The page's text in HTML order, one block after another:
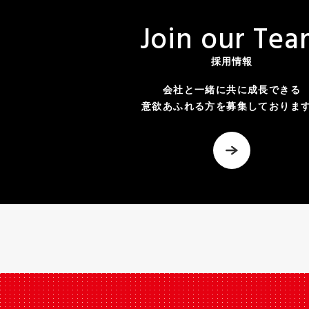
Join our Tea
採用情報
会社と一緒に共に成長できる
意欲あふれる方を募集しておりま